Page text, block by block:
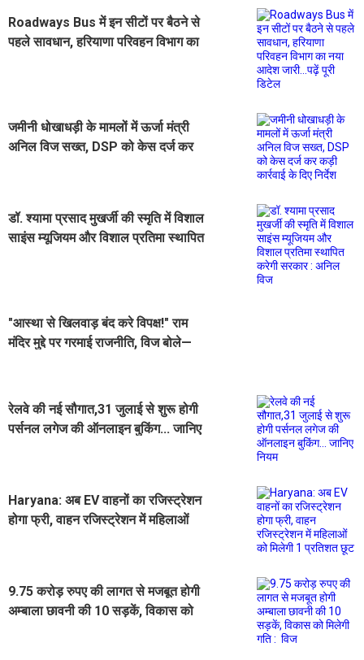
Roadways Bus में इन सीटों पर बैठने से
पहले सावधान, हरियाणा परिवहन विभाग का
जमीनी धोखाधड़ी के मामलों में ऊर्जा मंत्री
अनिल विज सख्त, DSP को केस दर्ज कर
डॉ. श्यामा प्रसाद मुखर्जी की स्मृति में विशाल
साइंस म्यूजियम और विशाल प्रतिमा स्थापित
"आस्था से खिलवाड़ बंद करे विपक्ष!" राम
मंदिर मुद्दे पर गरमाई राजनीति, विज बोले—
रेलवे की नई सौगात,31 जुलाई से शुरू होगी
पर्सनल लगेज की ऑनलाइन बुकिंग... जानिए
Haryana: अब EV वाहनों का रजिस्ट्रेशन
होगा फ्री, वाहन रजिस्ट्रेशन में महिलाओं
9.75 करोड़ रुपए की लागत से मजबूत होगी
अम्बाला छावनी की 10 सड़कें, विकास को